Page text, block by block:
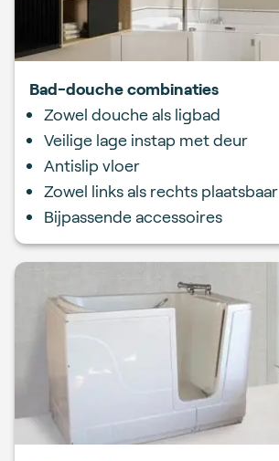
Bad-douche combinaties
Zowel douche als ligbad
Veilige lage instap met deur
Antislip vloer
Zowel links als rechts plaatsbaar
Bijpassende accessoires